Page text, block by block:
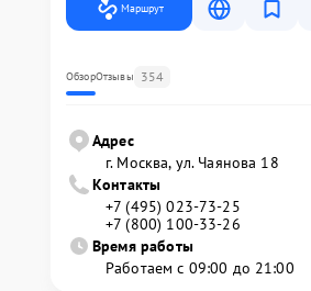
Маршрут
ОбзорОтзывы 354
Адрес
г. Москва, ул. Чаянова 18
Контакты
+7 (495) 023-73-25
+7 (800) 100-33-26
Время работы
Работаем с 09:00 до 21:00